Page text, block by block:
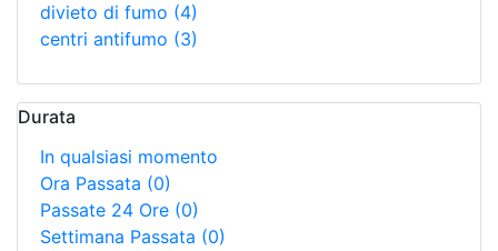
divieto di fumo (4)
centri antifumo (3)
Durata
In qualsiasi momento
Ora Passata (0)
Passate 24 Ore (0)
Settimana Passata (0)